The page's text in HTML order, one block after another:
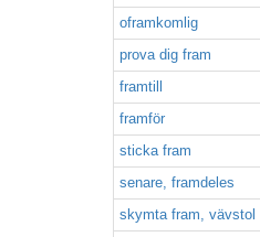
oframkomlig
prova dig fram
framtill
framför
sticka fram
senare, framdeles
skymta fram, vävstol